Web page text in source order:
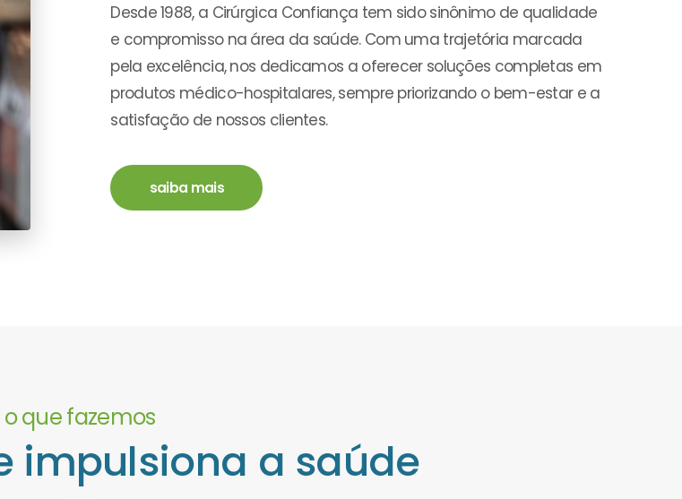
Desde 1988, a Cirúrgica Confiança tem sido sinônimo de qualidade
e compromisso na área da saúde. Com uma trajetória marcada
pela excelência, nos dedicamos a oferecer soluções completas em
produtos médico-hospitalares, sempre priorizando o bem-estar e a
satisfação de nossos clientes.
saiba mais
o que fazemos
impulsiona a saúde